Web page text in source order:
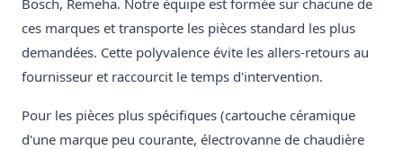
Bosch, Remeha. Notre équipe est formée sur chacune de
ces marques et transporte les pièces standard les plus
demandées. Cette polyvalence évite les allers-retours au
fournisseur et raccourcit le temps d'intervention.
Pour les pièces plus spécifiques (cartouche céramique
d'une marque peu courante, électrovanne de chaudière